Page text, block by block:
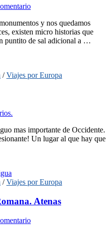
y nos quedamos
existen micro historias que
puntito de sal adicional a …
/Viajes por Europa
mas importante de Occidente.
Un lugar al que hay que
/Viajes por Europa
Atenas